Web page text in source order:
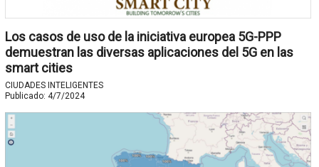
Los casos de uso de la iniciativa europea 5G-PPP
demuestran las diversas aplicaciones del 5G en las
smart cities
CIUDADES INTELIGENTES
Publicado: 4/7/2024